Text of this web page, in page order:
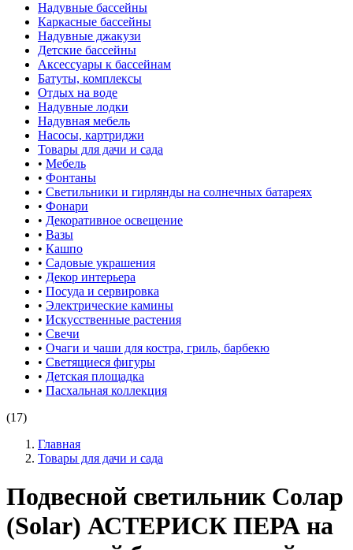
Надувные бассейны
Каркасные бассейны
Надувные джакузи
Детские бассейны
Аксессуары к бассейнам
Батуты, комплексы
Отдых на воде
Надувные лодки
Надувная мебель
Насосы, картриджи
Товары для дачи и сада
• Мебель
• Фонтаны
• Светильники и гирлянды на солнечных батареях
• Фонари
• Декоративное освещение
• Вазы
• Кашпо
• Садовые украшения
• Декор интерьера
• Посуда и сервировка
• Электрические камины
• Искусственные растения
• Свечи
• Очаги и чаши для костра, гриль, барбекю
• Светящиеся фигуры
• Детская площадка
• Пасхальная коллекция
(17)
Главная
Товары для дачи и сада
Подвесной светильник Солар
(Solar) АСТЕРИСК ПЕРА на